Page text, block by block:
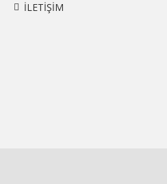
İLETİŞİM